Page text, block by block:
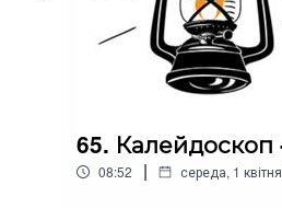
65. Калейдоскоп
08:52 | середа, 1